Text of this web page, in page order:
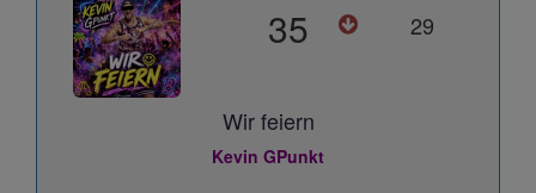
35 29
Wir feiern
Kevin GPunkt